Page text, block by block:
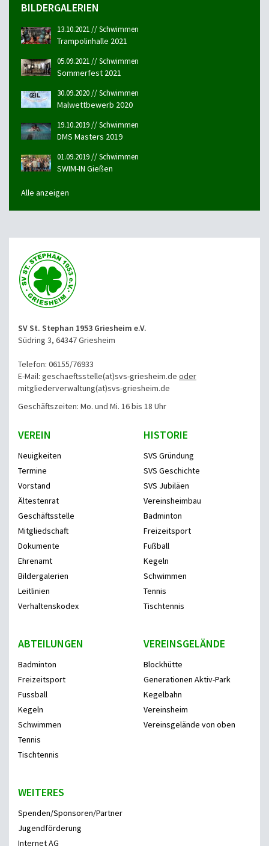
BILDERGALERIEN
13.10.2021 // Schwimmen
Trampolinhalle 2021
05.09.2021 // Schwimmen
Sommerfest 2021
30.09.2020 // Schwimmen
Malwettbewerb 2020
19.10.2019 // Schwimmen
DMS Masters 2019
01.09.2019 // Schwimmen
SWIM-IN Gießen
Alle anzeigen
SV St. Stephan 1953 Griesheim e.V.
Südring 3, 64347 Griesheim
Telefon: 06155/76933
E-Mail: geschaeftsstelle(at)svs-griesheim.de oder
mitgliederverwaltung(at)svs-griesheim.de
Geschäftszeiten: Mo. und Mi. 16 bis 18 Uhr
VEREIN
Neuigkeiten
Termine
Vorstand
Ältestenrat
Geschäftsstelle
Mitgliedschaft
Dokumente
Ehrenamt
Bildergalerien
Leitlinien
Verhaltenskodex
HISTORIE
SVS Gründung
SVS Geschichte
SVS Jubiläen
Vereinsheimbau
Badminton
Freizeitsport
Fußball
Kegeln
Schwimmen
Tennis
Tischtennis
ABTEILUNGEN
Badminton
Freizeitsport
Fussball
Kegeln
Schwimmen
Tennis
Tischtennis
VEREINSGELÄNDE
Blockhütte
Generationen Aktiv-Park
Kegelbahn
Vereinsheim
Vereinsgelände von oben
WEITERES
Spenden/Sponsoren/Partner
Jugendförderung
Internet AG